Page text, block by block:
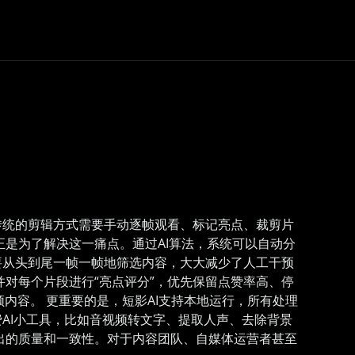
的剪辑方式需要手动逐帧观看、标记亮点、裁剪片
是为了解决这一痛点。通过AI算法，系统可以自动分
头到尾一帧一帧地筛选内容，大大减少了人工干预
每个片段进行“亮点评分”，优先保留点赞率高、停
容。 更重要的是，短影AI支持本地运行，所有处理
小工具，比如音视频转文字、提取人声、去除背景
质量和一致性。对于内容团队、自媒体运营者甚至